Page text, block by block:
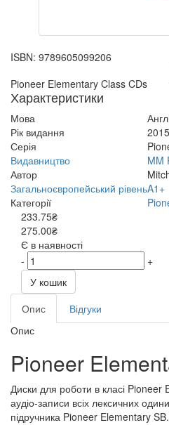
ISBN: 9789605099206
Pioneer Elementary Class CDs
Характеристики
Мова
Рік видання
2015
Серія
Видавництво
MM
Автор
Загальноєвропейський рівеньA1+
Категорії
233.75₴
275.00₴
Є в наявності
-
+
У кошик
Опис
Відгуки
Опис
Pioneer
Диски для роботи в класі Pioneer
аудіо-записи всіх лексичних
підручника Pioneer Elementary